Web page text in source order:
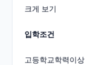
크게 보기
입학조건
고등학교학력이상